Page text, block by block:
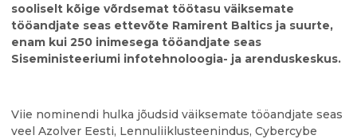
sooliselt kõige võrdsemat töötasu väiksemate
tööandjate seas ettevõte Ramirent Baltics ja suurte,
enam kui 250 inimesega tööandjate seas
Siseministeeriumi infotehnoloogia- ja arenduskeskus.
Viie nominendi hulka jõudsid väiksemate tööandjate seas
veel Azolver Eesti, Lennuliiklusteenindus, Cybercybe